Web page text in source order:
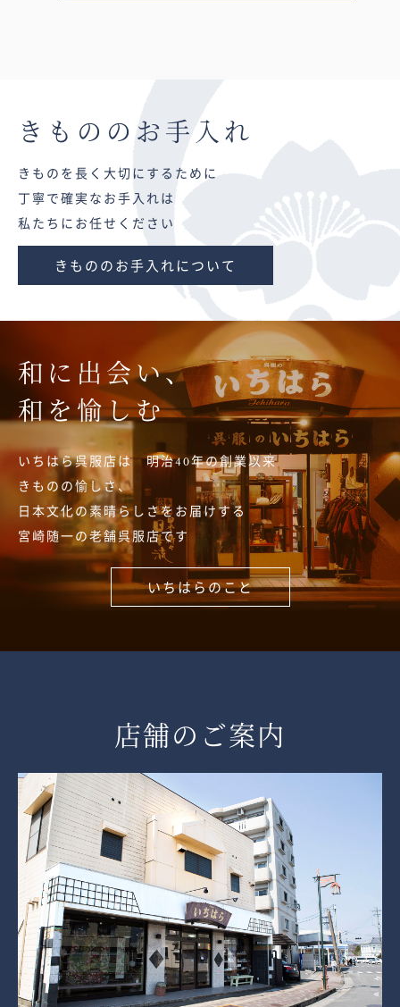
きものの お手入れ
きものを長く大切にするために
丁寧で確実なお手入れは
私たちにお任せください
きもののお手入れについて
和に出会い、
和を愉しむ
いちはら呉服店は 明治40年の創業以来
きものの愉しさ、
日本文化の素晴らしさをお届けする
宮崎随一の老舗呉服店です
いちはらのこと
店舗のご案内